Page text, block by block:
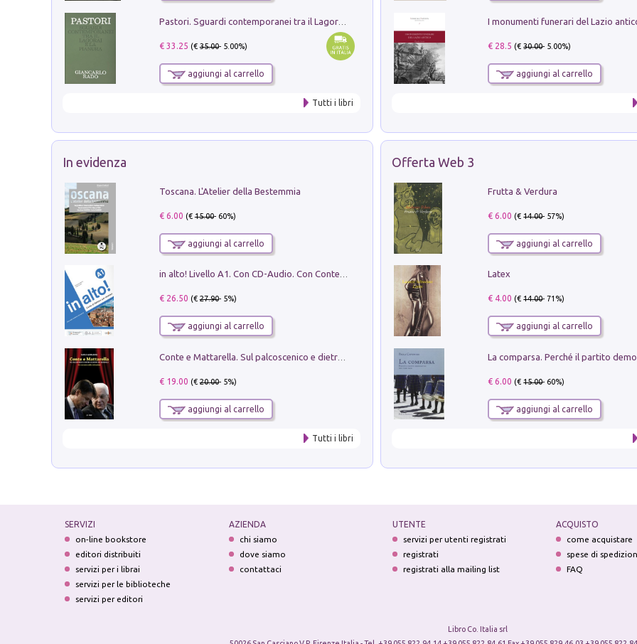
Pastori. Sguardi contemporanei tra il Lagorai e la pianura. Ediz. illustrata
€ 33.25 (€35.00- 5.00%)
aggiungi al carrello
Tutti i libri
€ 28.5 (€30.00- 5.00%)
aggiungi al carrello
In evidenza
Toscana. L'Atelier della Bestemmia
€ 6.00 (€15.00- 60%)
aggiungi al carrello
in alto! Livello A1. Con CD-Audio. Con Contenuto digitale per accesso on line
€ 26.50 (€27.90- 5%)
aggiungi al carrello
Conte e Mattarella. Sul palcoscenico e dietro le quinte del Quirinale. Un racconto sulle istituzioni
€ 19.00 (€20.00- 5%)
aggiungi al carrello
Tutti i libri
Offerta Web 3
Frutta & Verdura
€ 6.00 (€14.00- 57%)
aggiungi al carrello
Latex
€ 4.00 (€14.00- 71%)
aggiungi al carrello
€ 6.00 (€15.00- 60%)
aggiungi al carrello
SERVIZI
on-line bookstore
editori distribuiti
servizi per i librai
servizi per le biblioteche
servizi per editori
AZIENDA
chi siamo
dove siamo
contattaci
UTENTE
servizi per utenti registrati
registrati
registrati alla mailing list
ACQUISTO
come acquistare
spese di
FAQ
Libro Co. Italia srl